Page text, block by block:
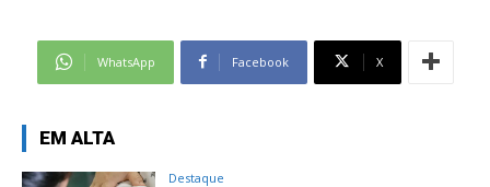
WhatsApp Facebook X
EM ALTA
Destaque